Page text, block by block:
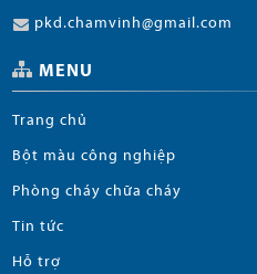
pkd.chamvinh@gmail.com
MENU
Trang chủ
Bột màu công nghiệp
Phòng cháy chữa cháy
Tin tức
Hỗ trợ